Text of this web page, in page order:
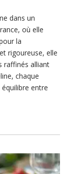
dans un
où elle
la
rigoureuse, elle
raffinés alliant
chaque
entre